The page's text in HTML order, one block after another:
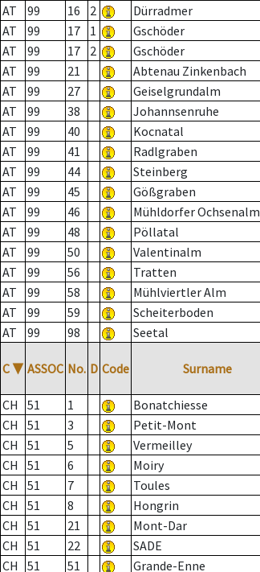
AT
99 16 2 Dürradmer
AT
99 17 1 Gschöder
AT
99 17 2 Gschöder
AT
99 21 Abtenau Zinkenbach
AT
99 27 Geiselgrundalm
AT
99 38 Johannsenruhe
AT
99 40 Kocnatal
AT
99 41 Radlgraben
AT
99 44 Steinberg
AT
99 45 Gößgraben
AT
99 46 Mühldorfer Ochsenalm
AT
99 48 Pöllatal
AT
99 50 Valentinalm
AT
99 56 Tratten
AT
99 58 Mühlviertler Alm
AT
99 59 Scheiterboden
AT
99 98 Seetal
C ▼ ASSOC No. D Code Surname
CH
51 1 Bonatchiesse
CH
51 3 Petit-Mont
CH
51 5 Vermeilley
CH
51 6 Moiry
CH
51 7 Toules
CH
51 8 Hongrin
CH
51 21 Mont-Dar
CH
51 22 SADE
CH
51 51 Grande-Enne